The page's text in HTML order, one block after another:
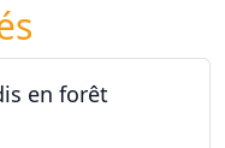
en forêt